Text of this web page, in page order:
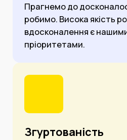
Прагнемо до
робимо. Висока якість
вдосконалення є
пріоритетами.
Згуртованість